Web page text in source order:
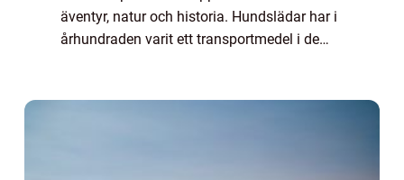
äventyr, natur och historia. Hundslädar har i
århundraden varit ett transportmedel i de